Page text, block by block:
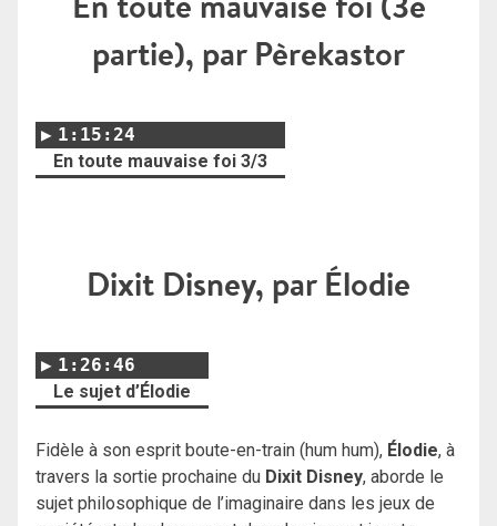
partie), par Pèrekastor
1:15:24
En toute mauvaise foi 3/3
Dixit Disney, par Élodie
1:26:46
Le sujet d’Élodie
Fidèle à son esprit boute-en-train (hum hum), Élodie, à
travers la sortie prochaine du Dixit Disney, aborde le
sujet philosophique de l’imaginaire dans les jeux de